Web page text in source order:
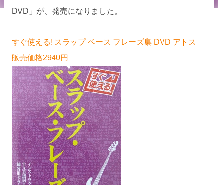
DVD」が、発売になりました。
すぐ使える! スラップ ベース フレーズ集 DVD アトス
販売価格2940円